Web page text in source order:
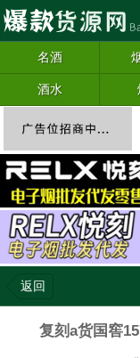
名酒
酒水
返回
复刻a货国窖